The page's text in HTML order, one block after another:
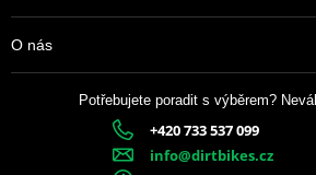
O nás
Potřebujete poradit s výběrem?
+420 733 537 099
info@dirtbikes.cz